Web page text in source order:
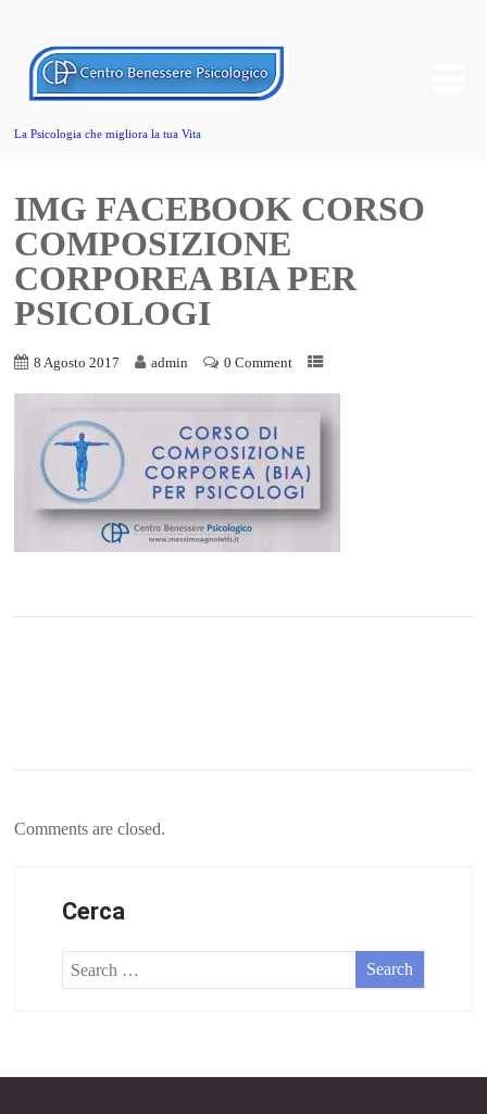
La Psicologia che migliora la tua Vita
IMG FACEBOOK CORSO
COMPOSIZIONE
CORPOREA BIA PER
PSICOLOGI
8 Agosto 2017 admin 0 Comment
Comments are closed.
Cerca